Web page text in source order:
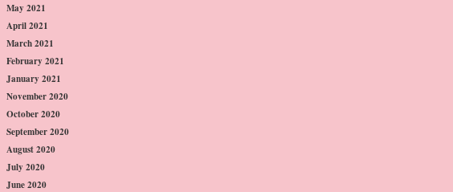
May 2021
April 2021
March 2021
February 2021
January 2021
November 2020
October 2020
September 2020
August 2020
July 2020
June 2020